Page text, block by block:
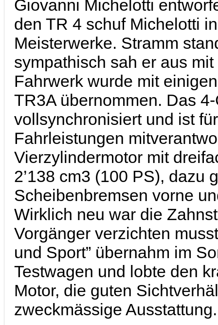
Giovanni Michelotti
den TR 4 schuf Michelotti
Meisterwerke. Stramm
sympathisch sah er aus
Fahrwerk wurde mit
TR3A übernommen. Das
vollsynchronisiert und ist
Fahrleistungen
Vierzylindermotor mit
2’138 cm3 (100 PS), dazu
Scheibenbremsen vorne
Wirklich neu war die
Vorgänger verzichten
und Sport” übernahm im
Testwagen und lobte den
Motor, die guten
zweckmässige Ausstattung.